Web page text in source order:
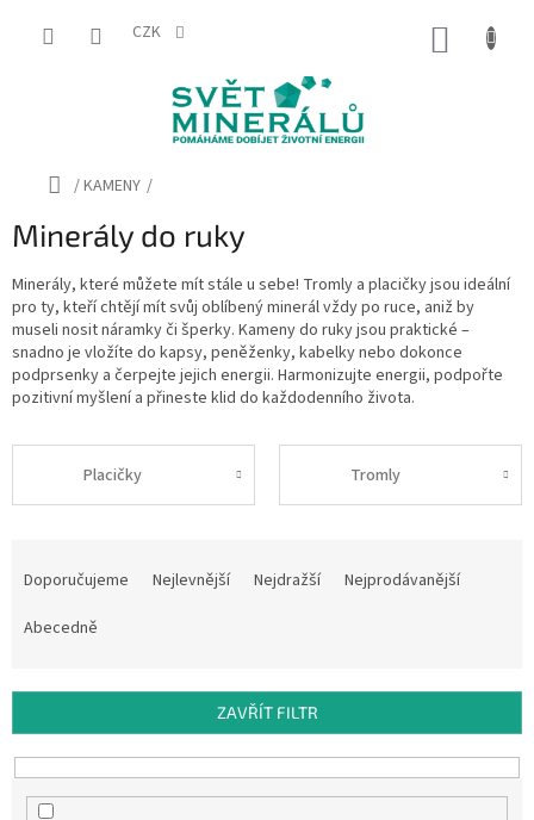
CZK
Domů
/KAMENY /
Minerály do ruky
Minerály, které můžete mít stále u sebe! Tromly a placičky jsou ideální
pro ty, kteří chtějí mít svůj oblíbený minerál vždy po ruce, aniž by
museli nosit náramky či šperky. Kameny do ruky jsou praktické –
snadno je vložíte do kapsy, peněženky, kabelky nebo dokonce
podprsenky a čerpejte jejich energii. Harmonizujte energii, podpořte
pozitivní myšlení a přineste klid do každodenního života.
Placičky Tromly
r
o
d
Doporučujeme Nejlevnější Nejdražší
Nejprodávanější
Abecedně
ZAVŘÍT FILTR